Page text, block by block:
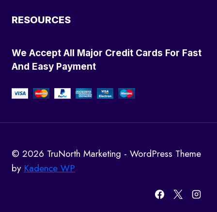
RESOURCES
We Accept All Major Credit Cards For Fast
And Easy Payment
© 2026 TruNorth Marketing - WordPress Theme
by Kadence WP